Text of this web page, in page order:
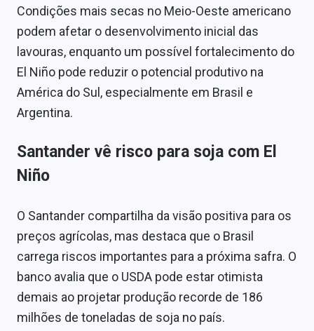
Condições mais secas no Meio-Oeste americano
podem afetar o desenvolvimento inicial das
lavouras, enquanto um possível fortalecimento do
El Niño pode reduzir o potencial produtivo na
América do Sul, especialmente em Brasil e
Argentina.
Santander vê risco para soja com El
Niño
O Santander compartilha da visão positiva para os
preços agrícolas, mas destaca que o Brasil
carrega riscos importantes para a próxima safra. O
banco avalia que o USDA pode estar otimista
demais ao projetar produção recorde de 186
milhões de toneladas de soja no país.